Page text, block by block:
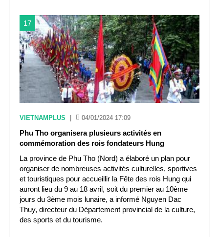
17
VIETNAMPLUS 04/01/2024 17:09
Phu Tho organisera plusieurs activités en
commémoration des rois fondateurs Hung
La province de Phu Tho (Nord) a élaboré un plan pour
organiser de nombreuses activités culturelles, sportives
et touristiques pour accueillir la Fête des rois Hung qui
auront lieu du 9 au 18 avril, soit du premier au 10ème
jours du 3ème mois lunaire, a informé Nguyen Dac
Thuy, directeur du Département provincial de la culture,
des sports et du tourisme.